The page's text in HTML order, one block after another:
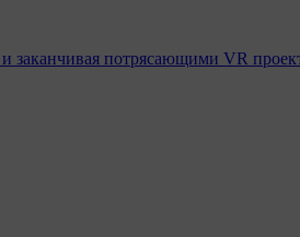
заканчивая потрясающими VR